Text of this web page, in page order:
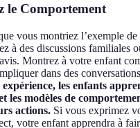
le Comportement
vous montriez l’exemple
à des discussions familiales
Montrez à votre enfant
dans des
les enfants
les modèles de
actions. Si vous exprimez
votre enfant apprendra à